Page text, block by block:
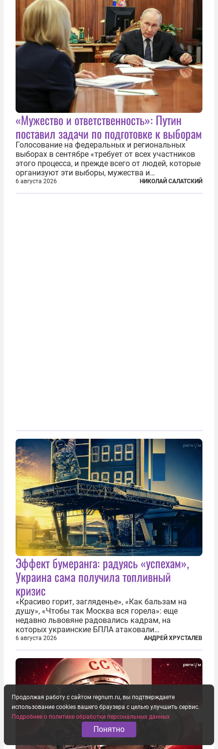
«Мужество и ответственность»: Путин
поставил задачи по подготовке к выборам
Голосование на федеральных и региональных
выборах в сентябре «требует от всех участников
этого процесса, и прежде всего от людей, которые
организуют эти выборы, мужества и
ответственного отношения к формированию
власти», — подчеркнул президент Владимир Путин
6 августа 2026 НИКОЛАЙ САЛАТСКИЙ
Эффект бумеранга: радуясь «успехам»,
Украина сама получила топливный
кризис
«Красиво горит, загляденье», «Как бальзам на
душу», «Чтобы так Москва вся горела»: еще
недавно львовяне радовались кадрам, на
которых украинские БПЛА атаковали
нефтеперерабатывающие предприятия России. В
скором времени оказалось, что в «эту игру можно
играть вдвоем» — российские дроны только за...
6 августа 2026 АНДРЕЙ ХРУСТАЛЕВ
Продолжая работу с сайтом regnum.ru, вы подтверждаете
использование cookies вашего браузера с целью улучшить сервис.
Подробнее о политике обработки персональных данных
Понятно